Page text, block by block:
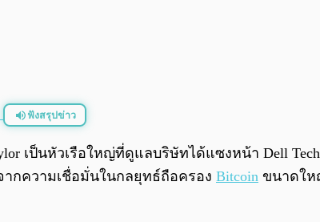
ฟังสรุปข่าว
เป็นหัวเรือใหญ่ที่ดูแลบริษัทได้แซงหน้า Dell
กความเชื่อมั่นในกลยุทธ์ถือครอง Bitcoin ขนาดให